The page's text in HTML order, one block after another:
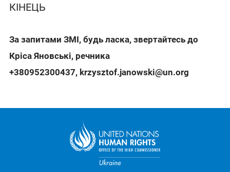
КІНЕЦЬ
За запитами ЗМІ, будь ласка, звертайтесь до
Кріса Яновські, речника
+380952300437, krzysztof.janowski@un.org